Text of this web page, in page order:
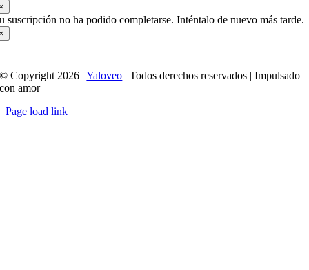
suscripción no ha podido completarse. Inténtalo de nuevo más tarde.
© Copyright 2026 |Yaloveo | Todos derechos reservados | Impulsado
con amor
Page load link